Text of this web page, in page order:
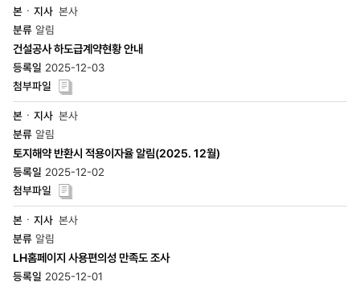
본사
알림
건설공사 하도급계약현황 안내
2025-12-03
본사
알림
토지해약 반환시 적용이자율 알림(2025. 12월)
2025-12-02
본사
알림
LH홈페이지 사용편의성 만족도 조사
2025-12-01